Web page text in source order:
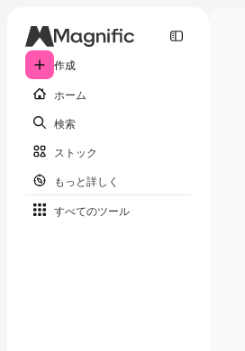
作成
ホーム
検索
ストック
もっと詳しく
すべてのツール